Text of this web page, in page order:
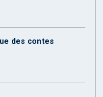
des contes